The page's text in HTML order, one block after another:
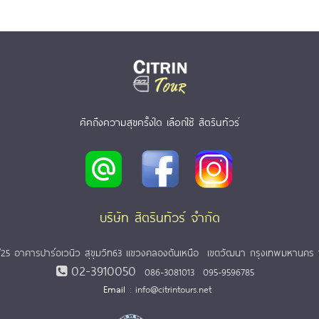
คิคถึงความสุขครั้งใด เลือกใช้ สิตรินทัวร์
บริษัท สิตรินทัวร์ จำกัด
อาคารปาร์อเวนิว สุขุมวิท63 แขวงคลองตันเหนือ เขตวัฒนา กรุงเทพมหานคร
02-3910050 086-3081013 095-9596785
Email : info@citrintours.net